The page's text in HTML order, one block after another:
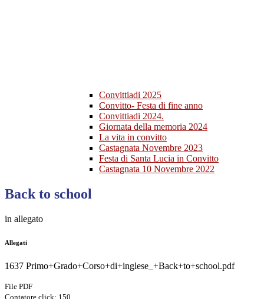
Convittiadi 2025
Convitto- Festa di fine anno
Convittiadi 2024.
Giornata della memoria 2024
La vita in convitto
Castagnata Novembre 2023
Festa di Santa Lucia in Convitto
Castagnata 10 Novembre 2022
Back to school
in allegato
Allegati
1637 Primo+Grado+Corso+di+inglese_+Back+to+school.pdf
File PDF
Contatore click: 150